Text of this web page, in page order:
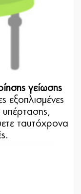
γείωσης
εξοπλισμένες
υπέρτασης,
ταυτόχρονα